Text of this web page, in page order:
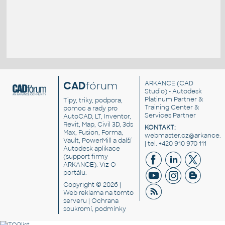
CADfórum
Tipy, triky, podpora,
pomoc a rady pro
AutoCAD, LT, Inventor,
Revit, Map, Civil 3D, 3ds
Max, Fusion, Forma,
Vault, PowerMill a další
Autodesk aplikace
(support firmy
ARKANCE). VizO
portálu.
Copyright © 2026 |
Web reklama na tomto
serveru |Ochrana
soukromí, podmínky
ARKANCE (CAD
Studio) - Autodesk
Platinum Partner &
Training Center &
Services Partner
KONTAKT:
| tel. +420 910 970 111